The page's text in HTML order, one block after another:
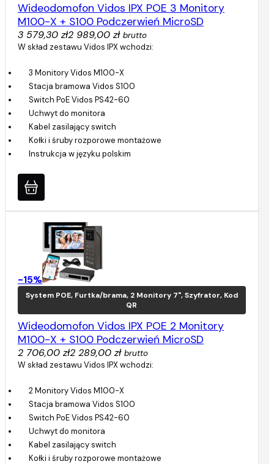
Wideodomofon Vidos IPX POE 3 Monitory
M100-X + S100 Podczerwień MicroSD
3 579,30 zł2 989,00 zł brutto
W skład zestawu Vidos IPX wchodzi:
3 Monitory Vidos M100-X
Stacja bramowa Vidos S100
Switch PoE Vidos PS42-60
Uchwyt do monitora
Kabel zasilający switch
Kołki i śruby rozporowe montażowe
Instrukcja w języku polskim
-15%
System POE, Furtka/brama, 2 Monitory 7", Szyfrator, Kod
QR
Wideodomofon Vidos IPX POE 2 Monitory
M100-X + S100 Podczerwień MicroSD
2 706,00 zł2 289,00 zł brutto
W skład zestawu Vidos IPX wchodzi:
2 Monitory Vidos M100-X
Stacja bramowa Vidos S100
Switch PoE Vidos PS42-60
Uchwyt do monitora
Kabel zasilający switch
Kołki i śruby rozporowe montażowe